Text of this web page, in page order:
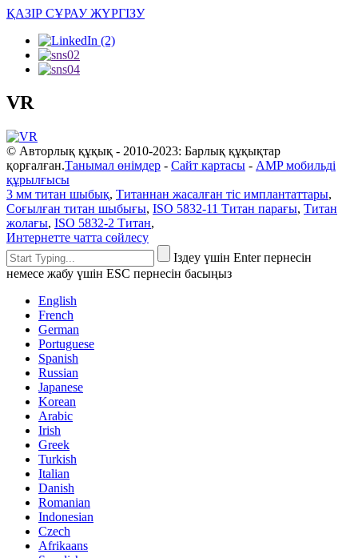
ҚАЗІР СҰРАУ ЖҮРГІЗУ
VR
© Авторлық құқық - 2010-2023: Барлық құқықтар
қорғалған.Танымал өнімдер - Сайт картасы - AMP мобильді
құрылғысы
3 мм титан шыбық, Титаннан жасалған тіс имплантаттары,
Соғылған титан шыбығы, ISO 5832-11 Титан парағы, Титан
жолағы, ISO 5832-2 Титан,
Интернетте чатта сөйлесу
Іздеу үшін Enter пернесін
немесе жабу үшін ESC пернесін басыңыз
English
French
German
Portuguese
Spanish
Russian
Japanese
Korean
Arabic
Irish
Greek
Turkish
Italian
Danish
Romanian
Indonesian
Czech
Afrikaans